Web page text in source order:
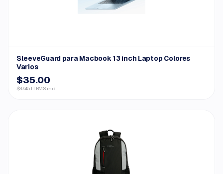
SleeveGuard para Macbook 13 inch Laptop Colores
Varios
$35.00
$37.45 ITBMS incl.